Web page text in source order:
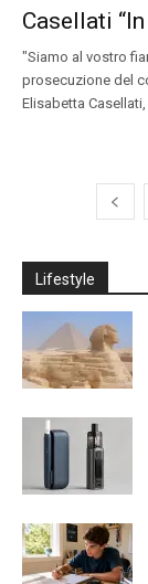
Casellati
"Siamo al vostro
prosecuzione del
Elisabetta Casellati,
Lifestyle